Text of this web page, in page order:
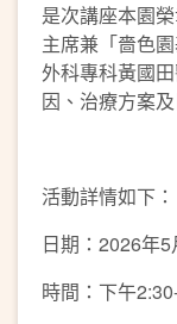
是次講座本園
主席兼「嗇色
外科專科黃國
因、治療方案
活動詳情如下：
日期：2026年5
時間：下午